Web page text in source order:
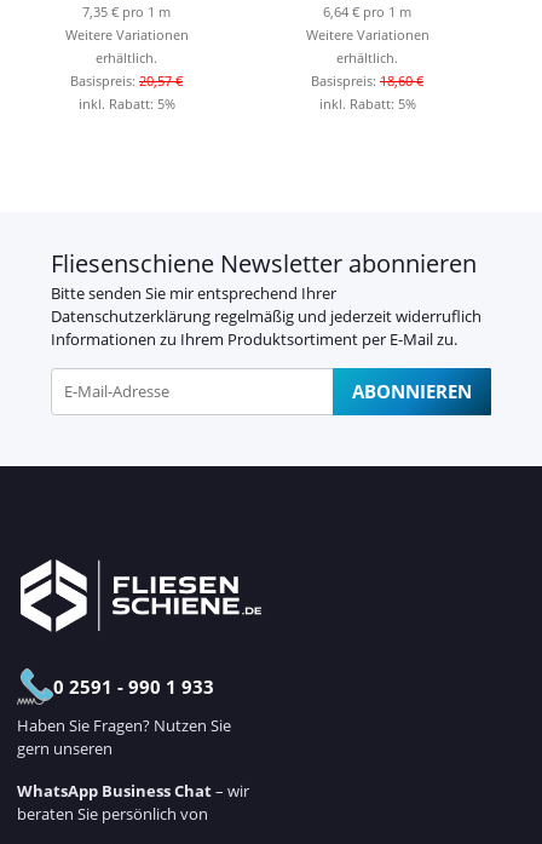
7,35 € pro 1 m
Weitere Variationen
erhältlich.
Basispreis: 20,57 €
inkl. Rabatt: 5%
6,64 € pro 1 m
Weitere Variationen
erhältlich.
Basispreis: 18,60 €
inkl. Rabatt: 5%
Fliesenschiene Newsletter abonnieren
Bitte senden Sie mir entsprechend Ihrer
Datenschutzerklärung regelmäßig und jederzeit widerruflich
Informationen zu Ihrem Produktsortiment per E-Mail zu.
ABONNIEREN
0 2591 - 990 1 933
Haben Sie Fragen? Nutzen Sie
gern unseren
WhatsApp Business Chat– wir
beraten Sie persönlich von